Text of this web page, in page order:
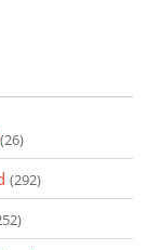
(26)
(292)